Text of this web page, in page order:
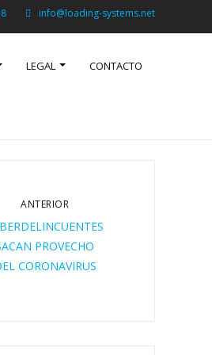
info@loading-systems.net
LEGAL CONTACTO
ANTERIOR
PROVECHO
CORONAVIRUS